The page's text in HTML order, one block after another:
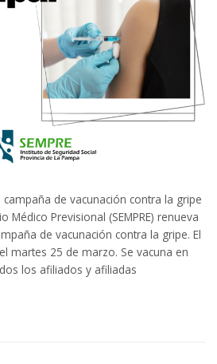
campaña de vacunación contra la gripe
Médico Previsional (SEMPRE) renueva
de vacunación contra la gripe. El
martes 25 de marzo. Se vacuna en
los afiliados y afiliadas